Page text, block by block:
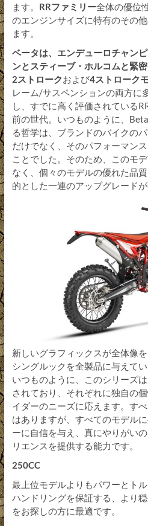
ます。 RRファミリー全体の優位
のエンジンサイズに特有のその
ます。
ベータは、エンデューロチャン
ンとスティーブ・ホルコムと緊
2ストロークおよび4ストローク
レーム/サスペンションの両方に
し、すでに高く評価されている
前の世代。いつものように、
る哲学は、ブランドのバイクの
だけでなく、そのパフォーマン
ことでした。そのため、このモ
なく、個々のモデルの優れた品
的とした一連のアップグレードが
新しいグラフィックスが全体像
シングルックを全製品に与えてい
いつものように、このシリーズ
されており、それぞれに独自の
イダーのニーズに応えます。す
はありますが、すべてのモデル
ーに自信を与え、真にやりがい
リエンスを提供する能力です。
250CC
最上位モデルよりもパワーとト
ハンドリングを保証する、より
をお探しの方に最適です。